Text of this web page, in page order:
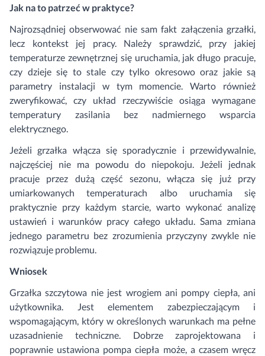
Jak na to patrzeć w praktyce?
Najrozsądniej obserwować nie sam fakt załączenia grzałki,
lecz kontekst jej pracy. Należy sprawdzić, przy jakiej
temperaturze zewnętrznej się uruchamia, jak długo pracuje,
czy dzieje się to stale czy tylko okresowo oraz jakie są
parametry instalacji w tym momencie. Warto również
zweryfikować, czy układ rzeczywiście osiąga wymagane
temperatury zasilania bez nadmiernego wsparcia
elektrycznego.
Jeżeli grzałka włącza się sporadycznie i przewidywalnie,
najczęściej nie ma powodu do niepokoju. Jeżeli jednak
pracuje przez dużą część sezonu, włącza się już przy
umiarkowanych temperaturach albo uruchamia się
praktycznie przy każdym starcie, warto wykonać analizę
ustawień i warunków pracy całego układu. Sama zmiana
jednego parametru bez zrozumienia przyczyny zwykle nie
rozwiązuje problemu.
Wniosek
Grzałka szczytowa nie jest wrogiem ani pompy ciepła, ani
użytkownika. Jest elementem zabezpieczającym i
wspomagającym, który w określonych warunkach ma pełne
uzasadnienie techniczne. Dobrze zaprojektowana i
poprawnie ustawiona pompa ciepła może, a czasem wręcz